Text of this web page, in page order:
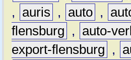
,
auris , auto ,
flensburg
,
auto-
export-flensburg
,